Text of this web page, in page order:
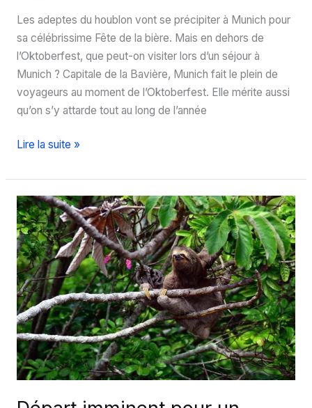
Les adeptes du houblon vont se précipiter à Munich pour
sa célébrissime Fête de la bière. Mais en dehors de
l’Oktoberfest, que peut-on visiter lors d’un séjour à
Munich ? Capitale de la Bavière, Munich fait le plein de
voyageurs au moment de l’Oktoberfest. Elle mérite aussi
qu’on s’y attarde tout au long de l’année
Que
à
Munich
?
Lire la suite »